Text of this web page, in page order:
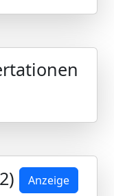
Anzeige